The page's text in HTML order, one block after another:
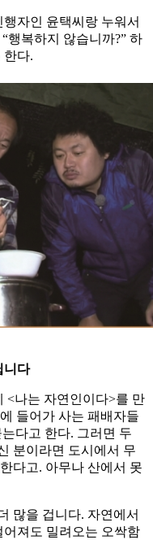
자인 윤택씨랑 누워서
행복하지 않습니까?” 하
한다.
니다
<나는 자연인이다>를 만
들어가 사는 패배자들
다고 한다. 그러면 두
분이라면 도시에서 무
다고. 아무나 산에서 못
많을 겁니다. 자연에서
져도 밀려오는 오싹함